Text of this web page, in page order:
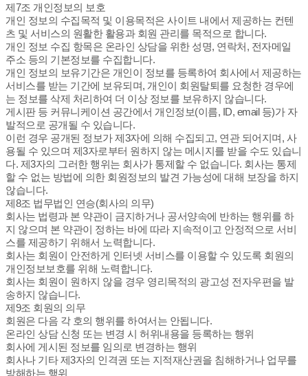
제7조 개인정보의 보호
개인 정보의 수집목적 및 이용목적은 사이트 내에서 제공하는 컨텐
츠 및 서비스의 원활한 활용과 회원 관리를 목적으로 합니다.
개인 정보 수집 항목은 온라인 상담을 위한 성명, 연락처, 전자메일
주소 등의 기본정보를 수집합니다.
개인 정보의 보유기간은 개인이 정보를 등록하여 회사에서 제공하는
서비스를 받는 기간에 보유되며, 개인이 회원탈퇴를 요청한 경우에
는 정보를 삭제 처리하여 더 이상 정보를 보유하지 않습니다.
게시판 등 커뮤니케이션 공간에서 개인정보(이름, ID, email 등)가 자
발적으로 공개될 수 있습니다.
이런 경우 공개된 정보가 제3자에 의해 수집되고, 연관 되어지며, 사
용될 수 있으며 제3자로부터 원하지 않는 메시지를 받을 수도 있습니
다. 제3자의 그러한 행위는 회사가 통제할 수 없습니다. 회사는 통제
할 수 없는 방법에 의한 회원정보의 발견 가능성에 대해 보장을 하지
않습니다.
제8조 법무법인 연승(회사의 의무)
회사는 법령과 본 약관이 금지하거나 공서양속에 반하는 행위를 하
지 않으며 본 약관이 정하는 바에 따라 지속적이고 안정적으로 서비
스를 제공하기 위해서 노력합니다.
회사는 회원이 안전하게 인터넷 서비스를 이용할 수 있도록 회원의
개인정보보호를 위해 노력합니다.
회사는 회원이 원하지 않을 경우 영리목적의 광고성 전자우편을 발
송하지 않습니다.
제9조 회원의 의무
회원은 다음 각 호의 행위를 하여서는 안됩니다.
온라인 상담 신청 또는 변경 시 허위내용을 등록하는 행위
회사에 게시된 정보를 임의로 변경하는 행위
회사나 기타 제3자의 인격권 또는 지적재산권을 침해하거나 업무를
방해하는 행위